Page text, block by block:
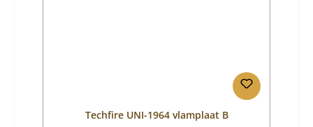
Techfire UNI-1964 vlamplaat B